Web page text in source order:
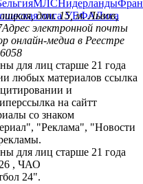
МЛСНидерланды
лига УЕФАЛига
дом. 15, м. Львов,
Адрес электронной почты
онлайн-медиа в Реестре
для лиц старше 21 года
любых материалов ссылка
и
на сайтт
со знаком
"Реклама", "Новости
для лиц старше 21 года
, ЧАО
24".